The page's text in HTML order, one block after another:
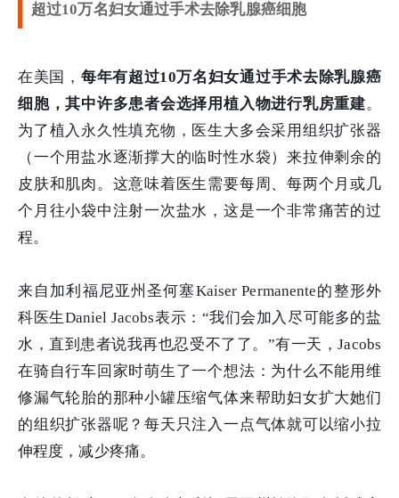
超过10万名妇女通过手术去除乳腺癌细胞
在美国， 每年有超过10万名妇女通过手术去除乳腺癌
细胞，其中许多患者会选择用植入物进行乳房重建。
为了植入永久性填充物，医生大多会采用组织扩张器
（一个用盐水逐渐撑大的临时性水袋）来拉伸剩余的
皮肤和肌肉。这意味着医生需要每周、每两个月或几
个月往小袋中注射一次盐水，这是一个非常痛苦的过
程。
来自加利福尼亚州圣何塞Kaiser Permanente的整形外
科医生Daniel Jacobs表示：“我们会加入尽可能多的盐
水，直到患者说我再也忍受不了了。”有一天，Jacobs
在骑自行车回家时萌生了一个想法：为什么不能用维
修漏气轮胎的那种小罐压缩气体来帮助妇女扩大她们
的组织扩张器呢？每天只注入一点气体就可以缩小拉
伸程度，减少疼痛。